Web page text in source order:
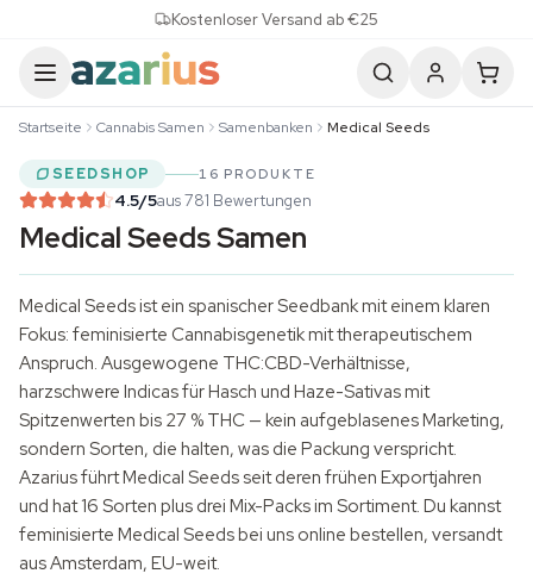
Kostenloser Versand ab €25
Startseite Cannabis Samen Samenbanken Medical Seeds
SEEDSHOP 16 PRODUKTE
4.5/5aus 781 Bewertungen
Medical Seeds Samen
Medical Seeds ist ein spanischer Seedbank mit einem klaren
Fokus: feminisierte Cannabisgenetik mit therapeutischem
Anspruch. Ausgewogene THC:CBD-Verhältnisse,
harzschwere Indicas für Hasch und Haze-Sativas mit
Spitzenwerten bis 27 % THC — kein aufgeblasenes Marketing,
sondern Sorten, die halten, was die Packung verspricht.
Azarius führt Medical Seeds seit deren frühen Exportjahren
und hat 16 Sorten plus drei Mix-Packs im Sortiment. Du kannst
feminisierte Medical Seeds bei uns online bestellen, versandt
aus Amsterdam, EU-weit.